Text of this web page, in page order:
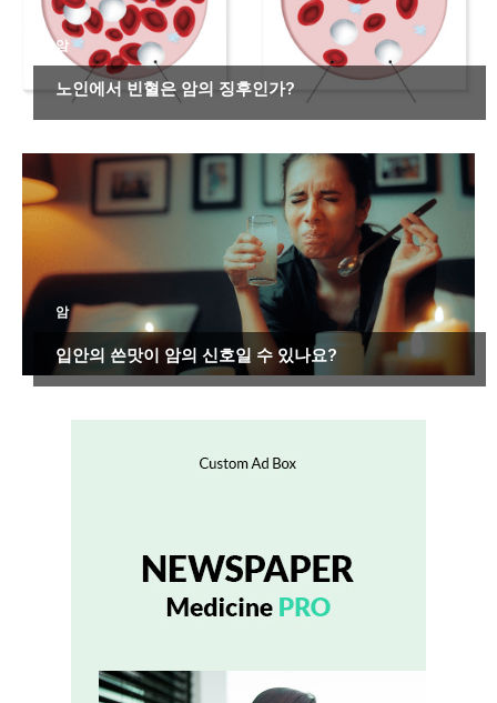
암
노인에서 빈혈은 암의 징후인가?
암
입안의 쓴맛이 암의 신호일 수 있나요?